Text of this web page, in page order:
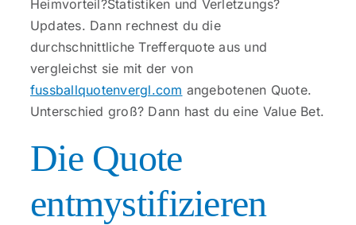
Heimvorteil?Statistiken und Verletzungs?
Updates. Dann rechnest du die
durchschnittliche Trefferquote aus und
vergleichst sie mit der von
fussballquotenvergl.com angebotenen Quote.
Unterschied groß? Dann hast du eine Value Bet.
Die Quote
entmystifizieren